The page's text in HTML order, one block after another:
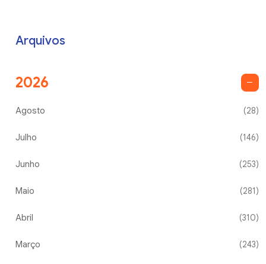
Arquivos
2026
Agosto (28)
Julho (146)
Junho (253)
Maio (281)
Abril (310)
Março (243)